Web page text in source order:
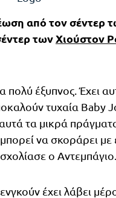
από τον σέντερ
τωνΧιούστον
πολύ έξυπνος. Έχει
τυχαία Baby
τα μικρά
να σκοράρει με
ο Αντεμπάγιο.
έχει λάβει